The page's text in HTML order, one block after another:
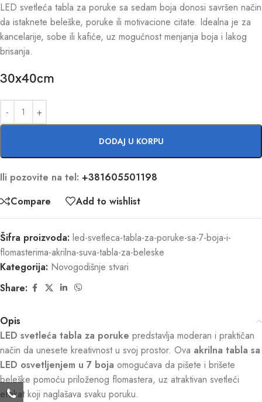
LED svetleća tabla za poruke sa sedam boja donosi savršen način
da istaknete beleške, poruke ili motivacione citate. Idealna je za
kancelarije, sobe ili kafiće, uz mogućnost menjanja boja i lakog
brisanja.
30x40cm
DODAJ U KORPU
Ili pozovite na tel: +381605501198
Compare
Add to wishlist
Šifra proizvoda: led-svetleca-tabla-za-poruke-sa-7-boja-i-
flomasterima-akrilna-suva-tabla-za-beleske
Kategorija: Novogodišnje stvari
Share:
Opis
LED svetleća tabla za poruke predstavlja moderan i praktičan
način da unesete kreativnost u svoj prostor. Ova akrilna tabla sa
LED osvetljenjem u 7 boja omogućava da pišete i brišete
beleške pomoću priloženog flomastera, uz atraktivan svetleći
efekat koji naglašava svaku poruku.